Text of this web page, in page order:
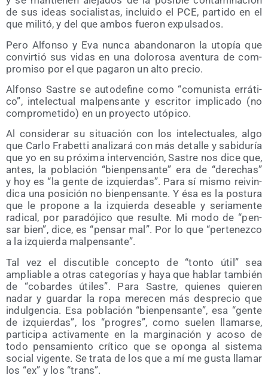
de sus ideas socia­lis­tas, inclui­do el PCE, par­ti­do en el
que mili­tó, y del que ambos fue­ron expulsados.
Pero Alfon­so y Eva nun­ca aban­do­na­ron la uto­pía que
con­vir­tió sus vidas en una dolo­ro­sa aven­tu­ra de com­
pro­mi­so por el que paga­ron un alto precio.
Alfon­so Sas­tre se auto­de­fi­ne como “comu­nis­ta errá­ti­
co”, inte­lec­tual mal­pen­san­te y escri­tor impli­ca­do (no
com­pro­me­ti­do) en un pro­yec­to utópico.
Al con­si­de­rar su situa­ción con los inte­lec­tua­les, algo
que Car­lo Fra­bet­ti ana­li­za­rá con más deta­lle y sabi­du­ría
que yo en su pró­xi­ma inter­ven­ción, Sas­tre nos dice que,
antes, la pobla­ción “bien­pen­san­te” era de “dere­chas”
y hoy es “la gen­te de izquier­das”. Para sí mis­mo rei­vin­
di­ca una posi­ción no bien­pen­san­te. Y ésa es la pos­tu­ra
que le pro­po­ne a la izquier­da desea­ble y seria­men­te
radi­cal, por para­dó­ji­co que resul­te. Mi modo de “pen­
sar bien”, dice, es “pen­sar mal”. Por lo que “per­te­nez­co
a la izquier­da malpensante”.
Tal vez el dis­cu­ti­ble con­cep­to de “ton­to útil” sea
amplia­ble a otras cate­go­rías y haya que hablar tam­bién
de “cobar­des úti­les”. Para Sas­tre, quie­nes quie­ren
nadar y guar­dar la ropa mere­cen más des­pre­cio que
indul­gen­cia. Esa pobla­ción “bien­pen­san­te”, esa “gen­te
de izquier­das”, los “pro­gres”, como sue­len lla­mar­se,
par­ti­ci­pa acti­va­men­te en la mar­gi­na­ción y aco­so de
todo pen­sa­mien­to crí­ti­co que se opon­ga al sis­te­ma
social vigen­te. Se tra­ta de los que a mí me gus­ta lla­mar
los “ex” y los “trans”.